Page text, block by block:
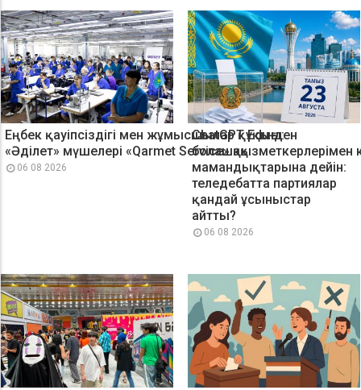
Еңбек қауіпсіздігі мен жұмысшылар құқығы:
«Әділет» мүшелері «Qarmet Service» қызметкерлерімен
06 08 2026
ChatGPT Edu-ден
болашақ
мамандықтарына дейін:
теледебатта партиялар
қандай ұсыныстар
айтты?
06 08 2026